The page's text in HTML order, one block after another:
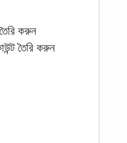
করুন
তৈরি করুন